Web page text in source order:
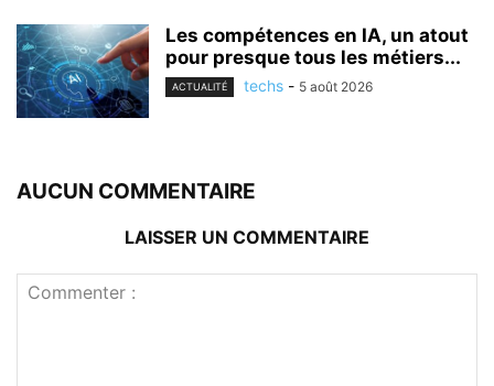
Les compétences en IA, un atout
pour presque tous les métiers...
ACTUALITÉ techs - 5 août 2026
AUCUN COMMENTAIRE
LAISSER UN COMMENTAIRE